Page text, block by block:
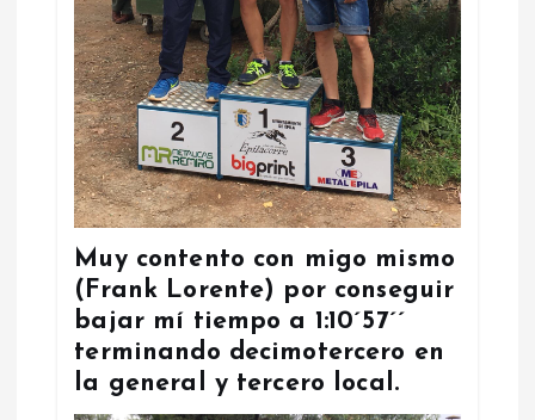
Muy contento con migo mismo
(Frank Lorente) por conseguir
bajar mí tiempo a 1:10´57´´
terminando decimotercero en
la general y tercero local.